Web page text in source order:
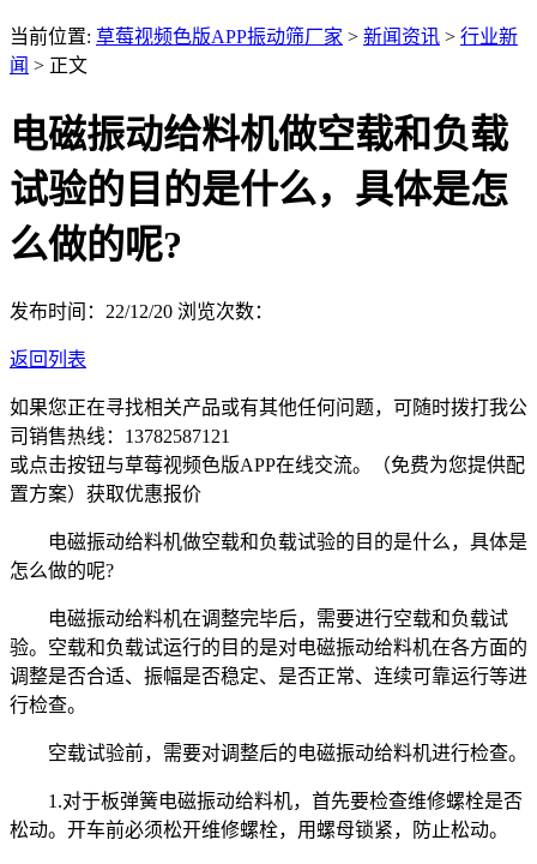
当前位置: 草莓视频色版APP振动筛厂家 > 新闻资讯 > 行业新
闻 > 正文
电磁振动给料机做空载和负载
试验的目的是什么，具体是怎
么做的呢?
发布时间：22/12/20 浏览次数：
返回列表
如果您正在寻找相关产品或有其他任何问题，可随时拨打我公
司销售热线： 13782587121
或点击按钮与草莓视频色版APP在线交流。（免费为您提供配
置方案） 获取优惠报价
电磁振动给料机做空载和负载试验的目的是什么，具体是
怎么做的呢?
电磁振动给料机在调整完毕后，需要进行空载和负载试
验。空载和负载试运行的目的是对电磁振动给料机在各方面的
调整是否合适、振幅是否稳定、是否正常、连续可靠运行等进
行检查。
空载试验前，需要对调整后的电磁振动给料机进行检查。
1.对于板弹簧电磁振动给料机，首先要检查维修螺栓是否
松动。开车前必须松开维修螺栓，用螺母锁紧，防止松动。